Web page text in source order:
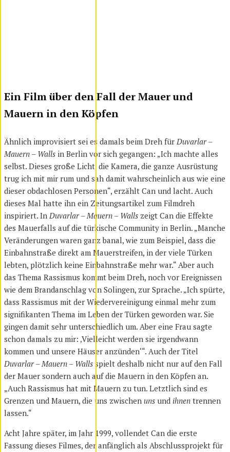
Ein Film über den Fall der Mauer und
Mauern in den Köpfen
Ähnlich improvisiert sei es damals beim Dreh fürDuvarlar –
Mauern – Walls in Berlin vor sich gegangen: „Ich machte alles
selbst. Dieses große Licht, die Kamera, die ganze Ausrüstung
trug ich mit mir rum und sah damit wahrscheinlich aus wie eine
dieser obdachlosen Personen“, erzählt Can und lacht. Auch
dieses Mal hatte ihn ein Zeitungsartikel zum Filmdreh
inspiriert. InDuvarlar – Mauern – Walls zeigt Can die Effekte
des Mauerfalls auf die türkische Community in Berlin. „Manche
Veränderungen waren ganz banal, wie zum Beispiel, dass die
Einbahnstraße direkt am Mauerstreifen, in der viele Türken
lebten, plötzlich keine Einbahnstraße mehr war.“ Aber auch
das Thema Rassismus kommt beim Dreh, noch vor Ereignissen
wie dem Brandanschlag von Solingen, zur Sprache. „Ich spürte,
dass Rassismus mit der Wiedervereinigung einmal mehr zum
signifikanten Thema im Leben der Türken geworden war. Sie
gingen damit sehr unterschiedlich um. Aber eine Frau sagte
schon damals zu mir: ‚Vielleicht werden sie irgendwann
kommen und unsere Häuser anzünden‘“. Auch der Titel
Duvarlar – Mauern – Walls spielt deshalb nicht nur auf den Fall
der Mauer sondern auch auf die Mauern in den Köpfen an.
„Auch Rassismus hat mit Mauern zu tun. Letztlich sind es
Grenzen und Mauern, die uns zwischen uns und ihnen trennen
lassen.“
Acht Jahre später, im Jahr 1999, vollendet Can die erste
Fassung dieses Filmes, der anfänglich als Abschlussprojekt für